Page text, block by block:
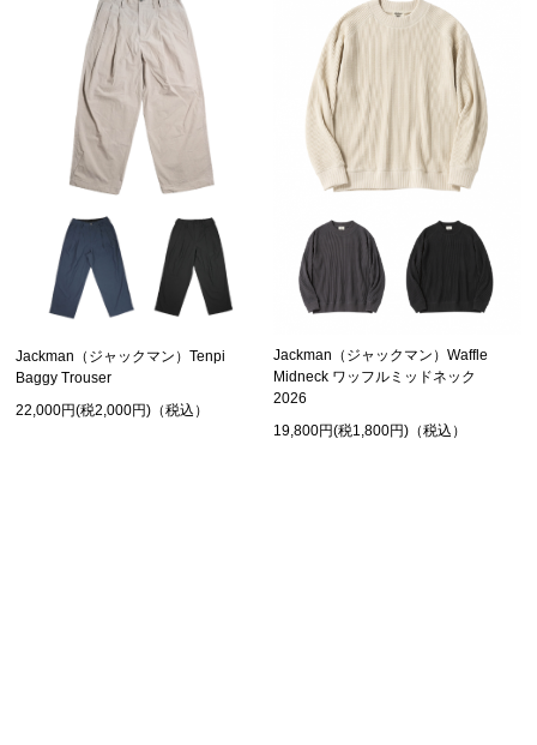
Jackman（ジャックマン）Tenpi
Baggy Trouser
22,000円(税2,000円)（税込）
Jackman（ジャックマン）Waffle
Midneck ワッフルミッドネック
2026
19,800円(税1,800円)（税込）